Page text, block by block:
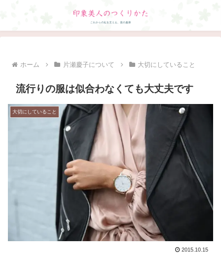
ホーム 片瀬慶子について 大切にしていること
流行りの服は似合わなくても大丈夫です
大切にしていること
2015.10.15